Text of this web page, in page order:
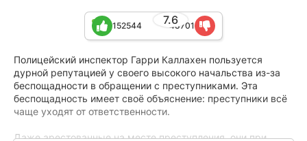
7.6
152544 48701
Полицейский инспектор Гарри Каллахен пользуется
дурной репутацией у своего высокого начальства из-за
беспощадности в обращении с преступниками. Эта
беспощадность имеет своё объяснение: преступники всё
чаще уходят от ответственности.
Даже арестованные на месте преступления, они при